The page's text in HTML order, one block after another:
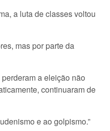
a luta de classes voltou
mas por parte da
a eleição não
continuaram de
e ao golpismo.”